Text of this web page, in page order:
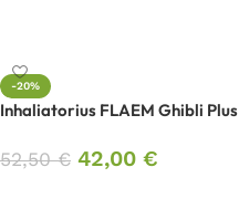
-20%
Inhaliatorius FLAEM Ghibli Plus
52,50€ 42,00 €